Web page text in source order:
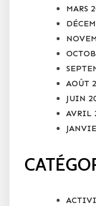
MARS
AOÛT
JUIN
AVRIL